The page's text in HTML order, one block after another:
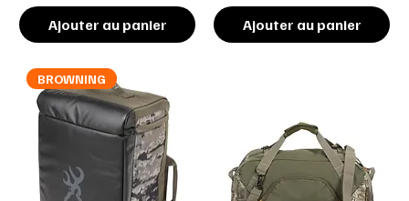
Ajouter au panier Ajouter au panier
BROWNING